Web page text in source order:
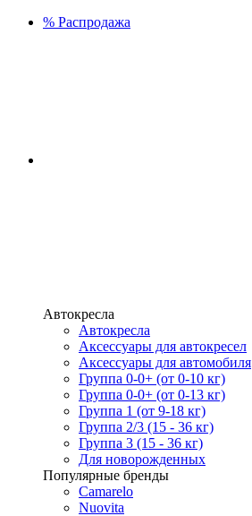
% Распродажа
Автокресла
Автокресла
Аксессуары для автокресел
Аксессуары для автомобиля
Группа 0-0+ (от 0-10 кг)
Группа 0-0+ (от 0-13 кг)
Группа 1 (от 9-18 кг)
Группа 2/3 (15 - 36 кг)
Группа 3 (15 - 36 кг)
Для новорожденных
Популярные бренды
Camarelo
Nuovita